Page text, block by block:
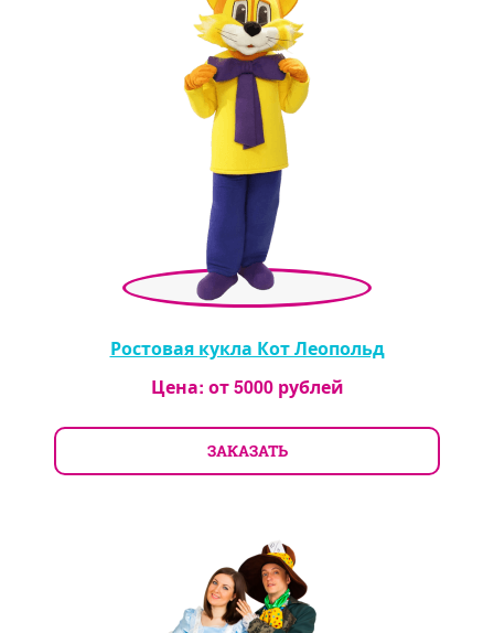
Ростовая кукла Кот Леопольд
Цена: от5000рублей
ЗАКАЗАТЬ